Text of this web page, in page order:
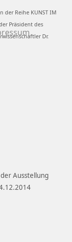
der Reihe KUNST IM
Präsident des
Dr.
Ausstellung